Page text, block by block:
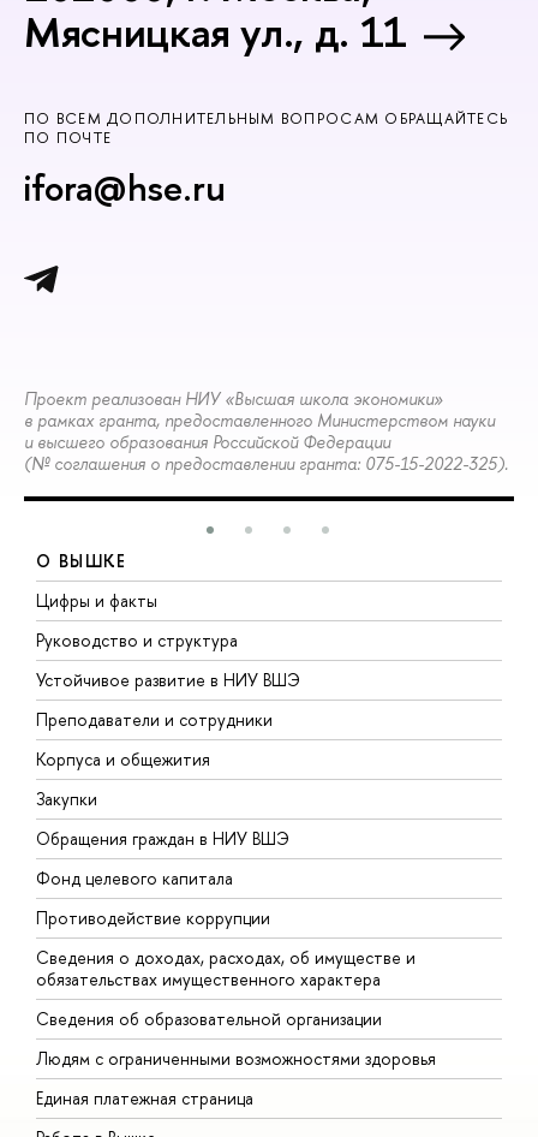
Мясницкая ул., д. 11
ПО ВСЕМ ДОПОЛНИТЕЛЬНЫМ ВОПРОСАМ ОБРАЩАЙТЕСЬ
ПО ПОЧТЕ
ifora@hse.ru
Проект реализован НИУ «Высшая школа экономики»
в рамках гранта, предоставленного Министерством науки
и высшего образования Российской Федерации
(№ соглашения о предоставлении гранта: 075-15-2022-325).
О ВЫШКЕ
Цифры и факты
Руководство и структура
Устойчивое развитие в НИУ ВШЭ
Преподаватели и сотрудники
Корпуса и общежития
Закупки
Обращения граждан в НИУ ВШЭ
Фонд целевого капитала
Противодействие коррупции
Сведения о доходах, расходах, об имуществе и
обязательствах имущественного характера
Сведения об образовательной организации
Людям с ограниченными возможностями здоровья
Единая платежная страница